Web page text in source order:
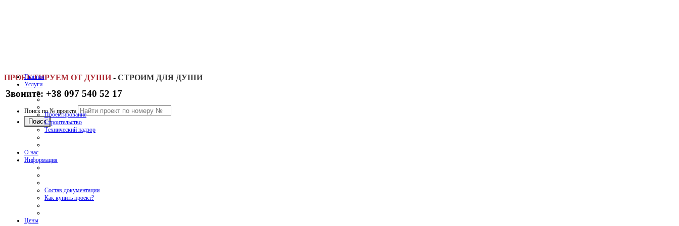
ПРОЕКТИРУЕМ ОТ ДУШИ - СТРОИМ ДЛЯ ДУШИ
Звоните: +38 097 540 52 17
Поиск по № проекта
Главная
Услуги
Проектирование
Строительство
Технический надзор
О нас
Информация
Состав документации
Как купить проект?
Цены